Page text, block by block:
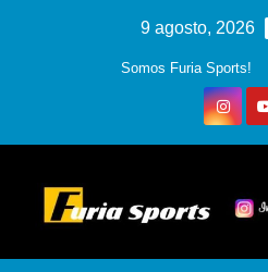
9 agosto, 2026
Somos Furia Sports!